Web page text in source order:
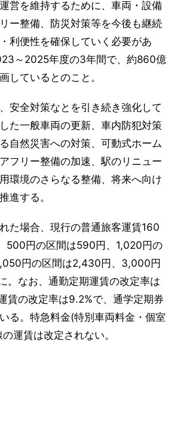
営を維持するために、車両・設備
ー整備、防災対策等を今後も継続
利便性を確保していく必要があ
～2025年度の3年間で、約860億
しているとのこと。
安全対策なとを引き続き強化して
た一般車両の更新、車内防犯対策
自然災害への対策、可動式ホーム
フリー整備の加速、駅のリニュー
環境のさらなる整備、将来へ向け
進する。
た場合、現行の普通旅客運賃160
500円の区間は590円、1,020円の
円の区間は2,430円、3,000円
。なお、通勤定期運賃の改定率は
賃の改定率は9.2%で、通学定期券
る。特急料金(特別車両料金・個室
運賃は改定されない。